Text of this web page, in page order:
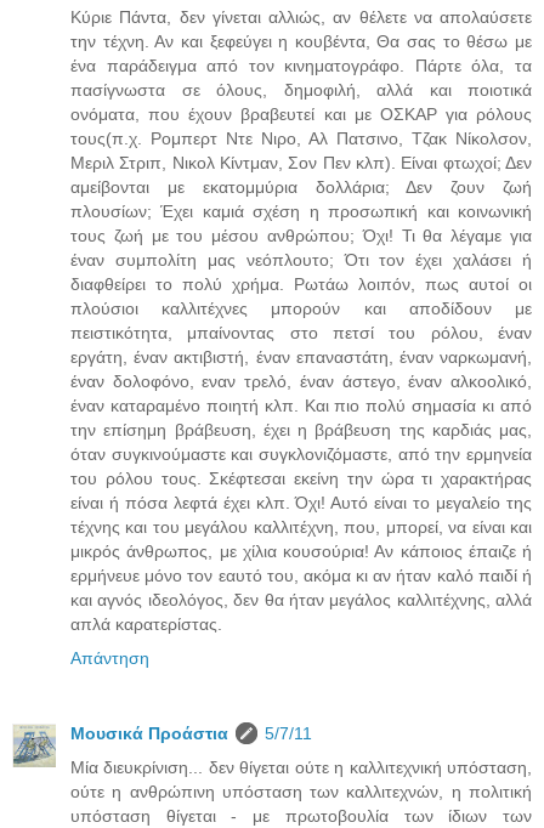
Κύριε Πάντα, δεν γίνεται αλλιώς, αν θέλετε να απολαύσετε
την τέχνη. Αν και ξεφεύγει η κουβέντα, Θα σας το θέσω με
ένα παράδειγμα από τον κινηματογράφο. Πάρτε όλα, τα
πασίγνωστα σε όλους, δημοφιλή, αλλά και ποιοτικά
ονόματα, που έχουν βραβευτεί και με ΟΣΚΑΡ για ρόλους
τους(π.χ. Ρομπερτ Ντε Νιρο, Αλ Πατσινο, Τζακ Νίκολσον,
Μεριλ Στριπ, Νικολ Κίντμαν, Σον Πεν κλπ). Είναι φτωχοί; Δεν
αμείβονται με εκατομμύρια δολλάρια; Δεν ζουν ζωή
πλουσίων; Έχει καμιά σχέση η προσωπική και κοινωνική
τους ζωή με του μέσου ανθρώπου; Όχι! Τι θα λέγαμε για
έναν συμπολίτη μας νεόπλουτο; Ότι τον έχει χαλάσει ή
διαφθείρει το πολύ χρήμα. Ρωτάω λοιπόν, πως αυτοί οι
πλούσιοι καλλιτέχνες μπορούν και αποδίδουν με
πειστικότητα, μπαίνοντας στο πετσί του ρόλου, έναν
εργάτη, έναν ακτιβιστή, έναν επαναστάτη, έναν ναρκωμανή,
έναν δολοφόνο, εναν τρελό, έναν άστεγο, έναν αλκοολικό,
έναν καταραμένο ποιητή κλπ. Και πιο πολύ σημασία κι από
την επίσημη βράβευση, έχει η βράβευση της καρδιάς μας,
όταν συγκινούμαστε και συγκλονιζόμαστε, από την ερμηνεία
του ρόλου τους. Σκέφτεσαι εκείνη την ώρα τι χαρακτήρας
είναι ή πόσα λεφτά έχει κλπ. Όχι! Αυτό είναι το μεγαλείο της
τέχνης και του μεγάλου καλλιτέχνη, που, μπορεί, να είναι και
μικρός άνθρωπος, με χίλια κουσούρια! Αν κάποιος έπαιζε ή
ερμήνευε μόνο τον εαυτό του, ακόμα κι αν ήταν καλό παιδί ή
και αγνός ιδεολόγος, δεν θα ήταν μεγάλος καλλιτέχνης, αλλά
απλά καρατερίστας.
Απάντηση
Μουσικά Προάστια
5/7/11
Μία διευκρίνιση... δεν θίγεται ούτε η καλλιτεχνική υπόσταση,
ούτε η ανθρώπινη υπόσταση των καλλιτεχνών, η πολιτική
υπόσταση θίγεται - με πρωτοβουλία των ίδιων των